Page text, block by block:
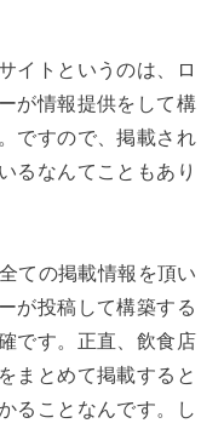
イトというのは、ロ
が情報提供をして構
ですので、掲載され
るなんてこともあり
ての掲載情報を頂い
が投稿して構築する
です。正直、飲食店
まとめて掲載すると
ることなんです。し